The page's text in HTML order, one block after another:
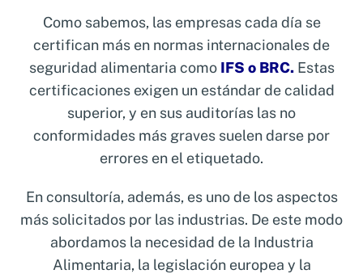
Como sabemos, las empresas cada día se
certifican más en normas internacionales de
seguridad alimentaria comoIFS o BRC.Estas
certificaciones exigen un estándar de calidad
superior, y en sus auditorías las no
conformidades más graves suelen darse por
errores en el etiquetado.
En consultoría, además, es uno de los aspectos
más solicitados por las industrias. De este modo
abordamos la necesidad de la Industria
Alimentaria, la legislación europea y la